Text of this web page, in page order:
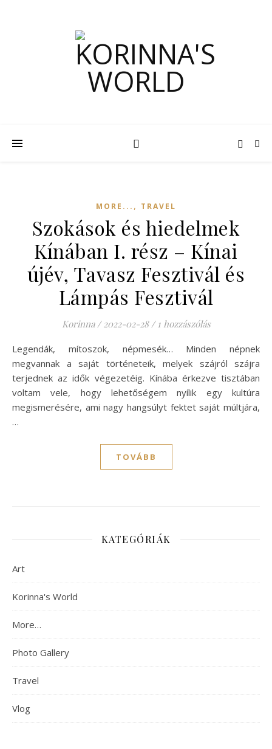
MORE... , TRAVEL
Szokások és hiedelmek
Kínában I. rész – Kínai
újév, Tavasz Fesztivál és
Lámpás Fesztivál
Korinna / 2022-02-28 / 1 hozzászólás
Legendák, mítoszok, népmesék… Minden népnek
megvannak a saját történeteik, melyek szájról szájra
terjednek az idők végezetéig. Kínába érkezve tisztában
voltam vele, hogy lehetőségem nyílik egy kultúra
megismerésére, ami nagy hangsúlyt fektet saját múltjára,
…
TOVÁBB
KATEGÓRIÁK
Art
Korinna's World
More…
Photo Gallery
Travel
Vlog